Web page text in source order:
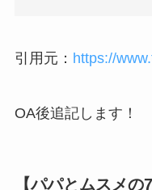
引用元： https://
OA後追記します！
【パパとムスメ